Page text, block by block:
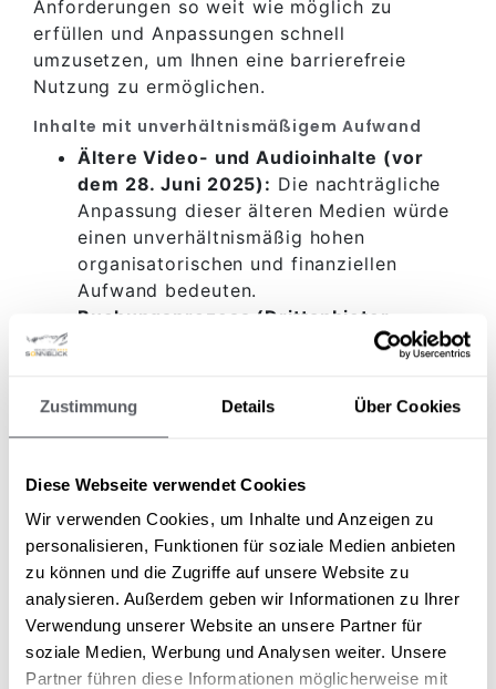
Zustimmung Details Über Cookies
Diese Webseite verwendet Cookies
Wir verwenden Cookies, um Inhalte und Anzeigen zu
personalisieren, Funktionen für soziale Medien anbieten
zu können und die Zugriffe auf unsere Website zu
analysieren. Außerdem geben wir Informationen zu Ihrer
Verwendung unserer Website an unsere Partner für
soziale Medien, Werbung und Analysen weiter. Unsere
Partner führen diese Informationen möglicherweise mit
Anforderungen so weit wie möglich zu
erfüllen und Anpassungen schnell
umzusetzen, um Ihnen eine barrierefreie
Nutzung zu ermöglichen.
Inhalte mit unverhältnismäßigem Aufwand
Ältere Video- und Audioinhalte (vor
dem 28. Juni 2025): Die nachträgliche
Anpassung dieser älteren Medien würde
einen unverhältnismäßig hohen
organisatorischen und finanziellen
Aufwand bedeuten.
Buchungsprozess (Drittanbieter-
Einige interaktive Elemente im
externen Widgets, auf das wir keinen
direkten Einfluss haben, noch nicht
Austausch wäre hier ebenfalls eine
Sollten Sie Schwierigkeiten bei der Buchung
haben, kontaktieren Sie uns bitte jederzeit!
Unsere Mitarbeiter:innen helfen Ihnen
gerne weiter und übernehmen auf Wunsch
die Buchung für Sie.